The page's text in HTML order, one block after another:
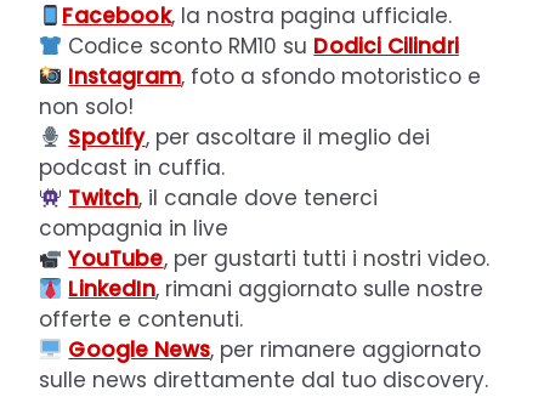
Facebook, la nostra pagina ufficiale.
Codice sconto RM10 su Dodici Cilindri
Instagram, foto a sfondo motoristico e
non solo!
Spotify, per ascoltare il meglio dei
podcast in cuffia.
Twitch, il canale dove tenerci
compagnia in live
YouTube, per gustarti tutti i nostri video.
LinkedIn, rimani aggiornato sulle nostre
offerte e contenuti.
Google News, per rimanere aggiornato
sulle news direttamente dal tuo discovery.